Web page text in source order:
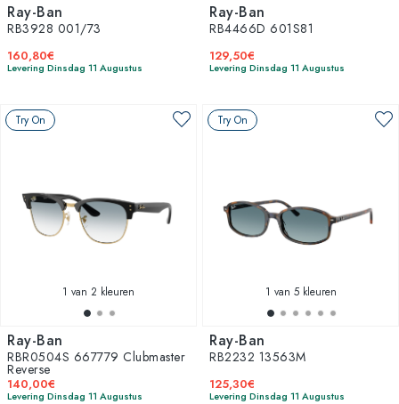
Ray-Ban
RB3928 001/73
160,80€
Levering Dinsdag 11 Augustus
Ray-Ban
RB4466D 601S81
129,50€
Levering Dinsdag 11 Augustus
Try On
1 van 2 kleuren
Ray-Ban
RBR0504S 667779 Clubmaster
Reverse
140,00€
Levering Dinsdag 11 Augustus
Try On
1 van 5 kleuren
Ray-Ban
RB2232 13563M
125,30€
Levering Dinsdag 11 Augustus